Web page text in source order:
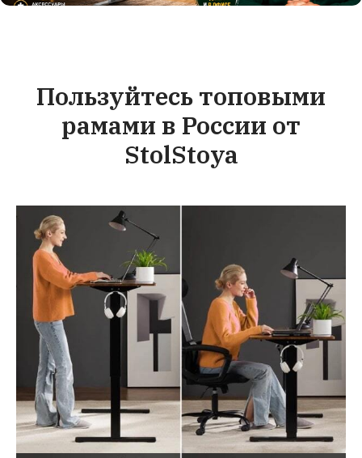
Пользуйтесь топовыми
рамами в России от
StolStoya